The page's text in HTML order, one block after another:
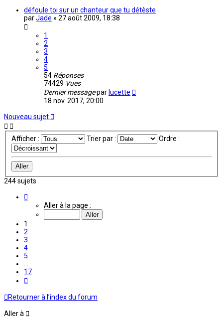
défoule toi sur un chanteur que tu détèste
parJade » 27 août 2009, 18:38
1
2
3
4
5
54 Réponses
74429 Vues
Dernier messagepar lucette
18 nov. 2017, 20:00
Nouveau sujet
Afficher : Trier par : Ordre :
244 sujets
Aller à la page :
1
2
3
4
5
17
Retourner à l’index du forum
Aller à